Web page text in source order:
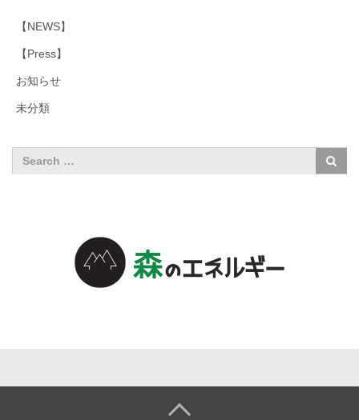
【NEWS】
【Press】
お知らせ
未分類